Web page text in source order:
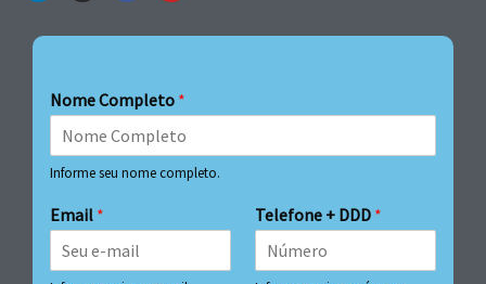
Nome Completo *
Informe seu nome completo.
Email * Telefone + DDD *